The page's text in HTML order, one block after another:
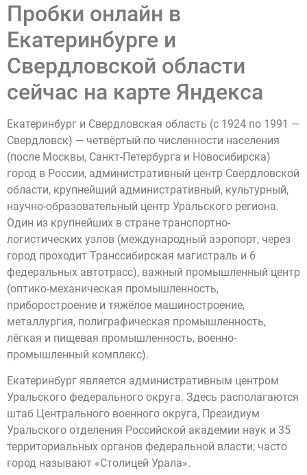
Пробки онлайн в
Екатеринбурге и
Свердловской области
сейчас на карте Яндекса
Екатеринбург и Свердловская область (с 1924 по 1991 —
Свердловск) — четвёртый по численности населения
(после Москвы, Санкт-Петербурга и Новосибирска)
город в России, административный центр Свердловской
области, крупнейший административный, культурный,
научно-образовательный центр Уральского региона.
Один из крупнейших в стране транспортно-
логистических узлов (международный аэропорт, через
город проходит Транссибирская магистраль и 6
федеральных автотрасс), важный промышленный центр
(оптико-механическая промышленность,
приборостроение и тяжёлое машиностроение,
металлургия, полиграфическая промышленность,
лёгкая и пищевая промышленность, военно-
промышленный комплекс).
Екатеринбург является административным центром
Уральского федерального округа. Здесь располагаются
штаб Центрального военного округа, Президиум
Уральского отделения Российской академии наук и 35
территориальных органов федеральной власти; часто
город называют «Столицей Урала».